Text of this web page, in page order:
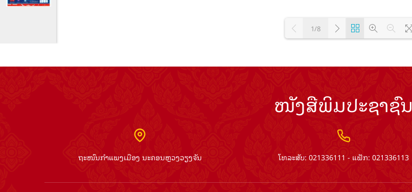
1/8
ໜັງສືພິມປະຊາຊົນ
ຖະໜົນກຳແພງເມືອງ ນະຄອນຫຼວງວຽງຈັນ ໂທລະສັບ: 021336111 - ແຟັກ: 021336113